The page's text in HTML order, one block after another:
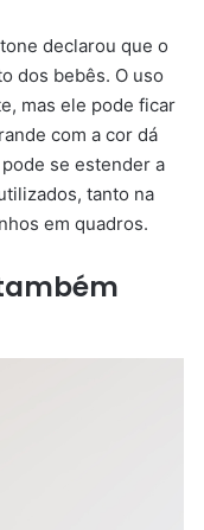
declarou que o
dos bebês. O uso
mas ele pode ficar
com a cor dá
se estender a
tanto na
em quadros.